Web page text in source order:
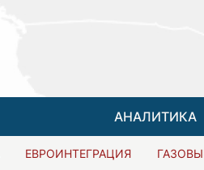
АНАЛИТИКА
ЕВРОИНТЕГРАЦИЯ